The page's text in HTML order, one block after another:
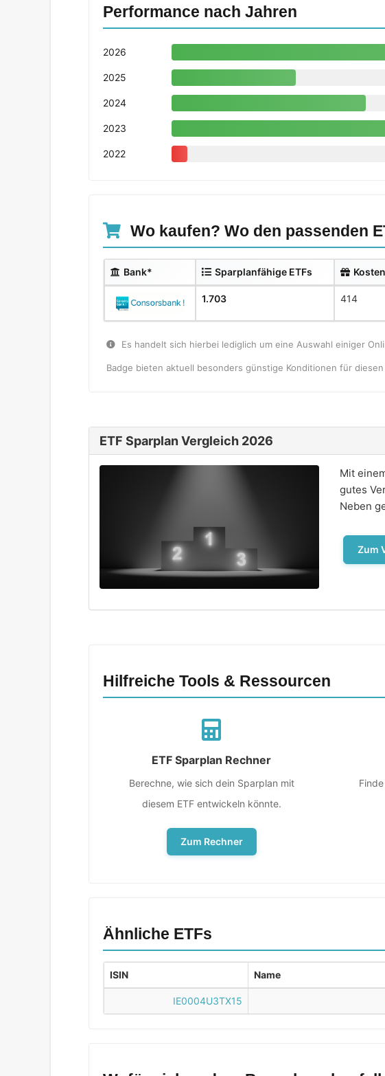
Performance nach Jahren
2026
2025
2024
2023
2022
Wo kaufen? Wo den passenden
Bank* Sparplanfähige ETFs
1.703 414
Es handelt sich hierbei lediglich um eine Auswahl einiger
Badge bieten aktuell besonders günstige Konditionen für diesen
ETF Sparplan Vergleich 2026
Mit
gutes
Neben
Zum
Hilfreiche Tools & Ressourcen
ETF Sparplan Rechner
Berechne, wie sich dein Sparplan mit
diesem ETF entwickeln könnte.
Zum Rechner
Ähnliche ETFs
ISIN Name
IE0004U3TX15